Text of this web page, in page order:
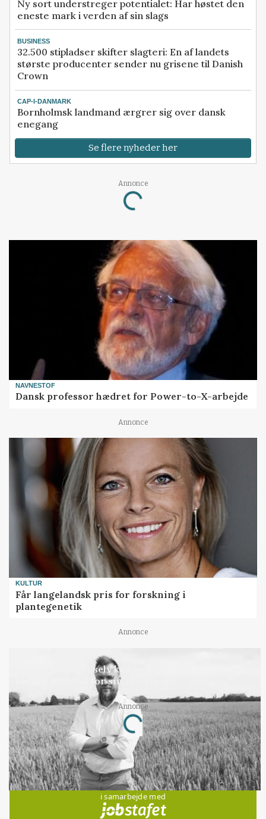
Ny sort understreger potentialet: Har høstet den
eneste mark i verden af sin slags
BUSINESS
32.500 stipladser skifter slagteri: En af landets
største producenter sender nu grisene til Danish
Crown
CAP-I-DANMARK
Bornholmsk landmand ærgrer sig over dansk
enegang
Se flere nyheder her
Annonce
Loading...
NAVNESTOF
Dansk professor hædret for Power-to-X-arbejde
Annonce
KULTUR
Får langelandsk pris for forskning i
plantegenetik
Annonce
Kun landbruget selv kan beslutte, om man vil
kæmpe juridisk for sin eksistens
Annonce
Loading...
Jobs
i samarbejde med